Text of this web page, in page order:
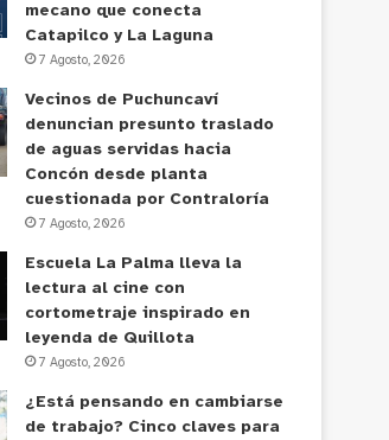
mecano que conecta
Catapilco y La Laguna
7 Agosto, 2026
Vecinos de Puchuncaví
denuncian presunto traslado
de aguas servidas hacia
Concón desde planta
cuestionada por Contraloría
7 Agosto, 2026
Escuela La Palma lleva la
lectura al cine con
cortometraje inspirado en
leyenda de Quillota
7 Agosto, 2026
¿Está pensando en cambiarse
de trabajo? Cinco claves para